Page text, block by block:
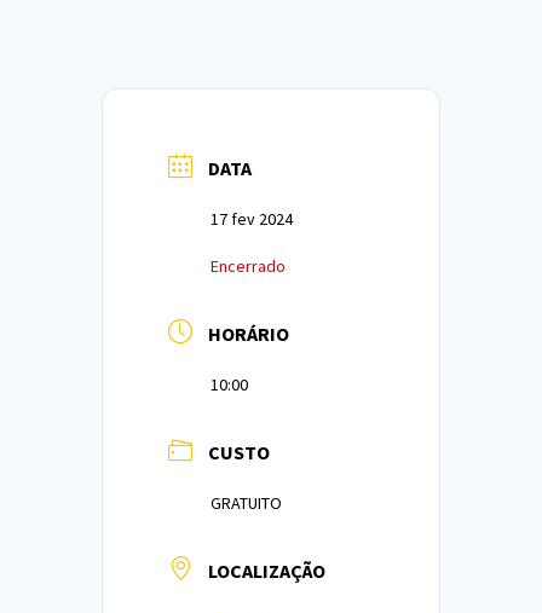
DATA
17 fev 2024
Encerrado
HORÁRIO
10:00
CUSTO
GRATUITO
LOCALIZAÇÃO